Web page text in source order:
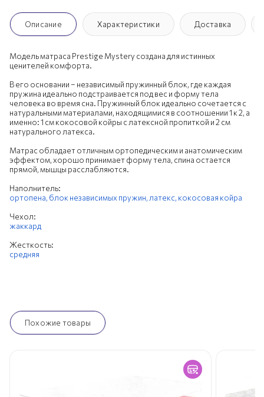
Описание Характеристики Доставка
Модель матраса Prestige Mystery создана для истинных
ценителей комфорта.
В его основании – независимый пружинный блок, где каждая
пружина идеально подстраивается под вес и форму тела
человека во время сна. Пружинный блок идеально сочетается с
натуральными материалами, находящимися в соотношении 1 к 2, а
именно: 1 см кокосовой койры с латексной пропиткой и 2 см
натурального латекса.
Матрас обладает отличным ортопедическим и анатомическим
эффектом, хорошо принимает форму тела, спина остается
прямой, мышцы расслабляются.
Наполнитель:
ортопена, блок независимых пружин, латекс, кокосовая койра
Чехол:
жаккард
Жесткость:
средняя
Похожие товары